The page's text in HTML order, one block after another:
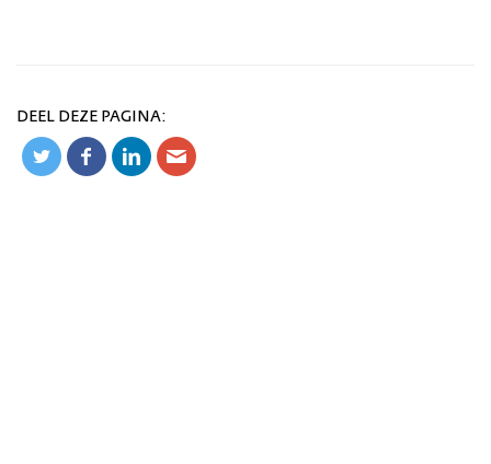
DEEL DEZE PAGINA: